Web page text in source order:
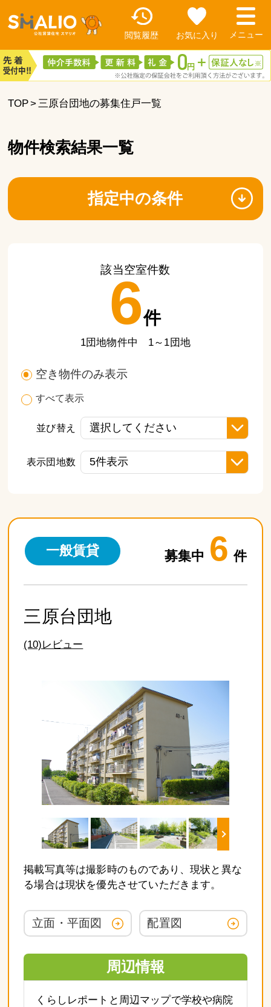
閲覧履歴 お気に入り
TOP 三原台団地の募集住戸一覧
物件検索結果一覧
指定中の条件
該当空室件数
6件
1団地物件中 1～1団地
空き物件のみ表示
すべて表示
並び替え
表示団地数
一般賃貸 募集中 6 件
三原台団地
(10)レビュー
掲載写真等は撮影時のものであり、現状と異な
る場合は現状を優先させていただきます。
立面・平面図 配置図
周辺情報
くらしレポートと周辺マップで学校や病院